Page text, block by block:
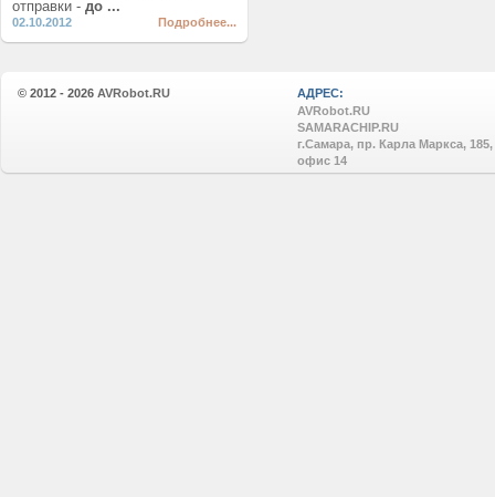
отправки - до ...
02.10.2012 Подробнее...
© 2012 - 2026 AVRobot.RU
АДРЕС:
AVRobot.RU
SAMARACHIP.RU
г.Самара, пр. Карла Маркса, 185,
офис 14